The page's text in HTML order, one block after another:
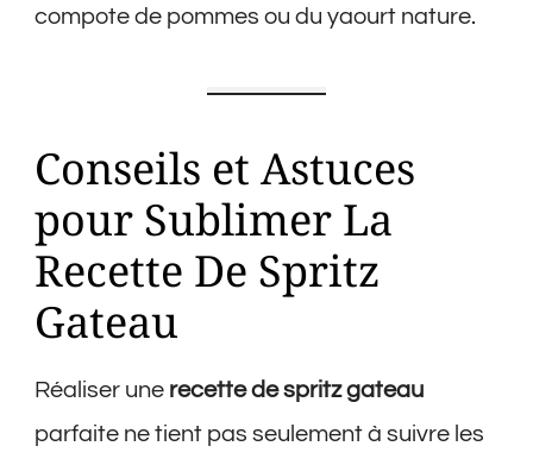
compote de pommes ou du yaourt nature.
Conseils et Astuces
pour Sublimer La
Recette De Spritz
Gateau
Réaliser une recette de spritz gateau
parfaite ne tient pas seulement à suivre les